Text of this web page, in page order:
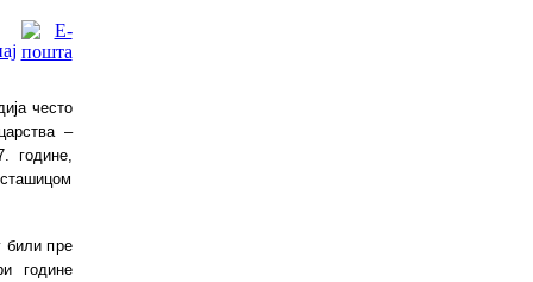
често
–
године,
били пре
године